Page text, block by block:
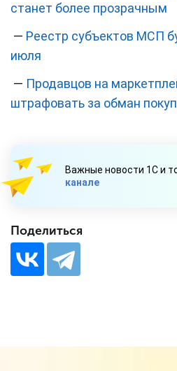
станет более прозрачным
— Реестр субъектов МСП
июля
— Продавцов на
штрафовать за обман
Важные новости 1С и
канале
Поделиться